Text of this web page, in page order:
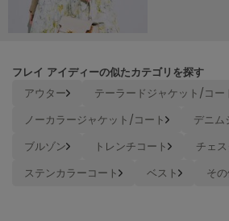
MIESROHE
ミースロエ
ミーエスミーム
ミラオーウェン
MOIGE
フレイ アイディーの似たカテゴリを探す
アウター
テーラードジャケット/コー
ノーカラージャケット/コート
デニム
ブルゾン
トレンチコート
チェ
ステンカラーコート
ベスト そ